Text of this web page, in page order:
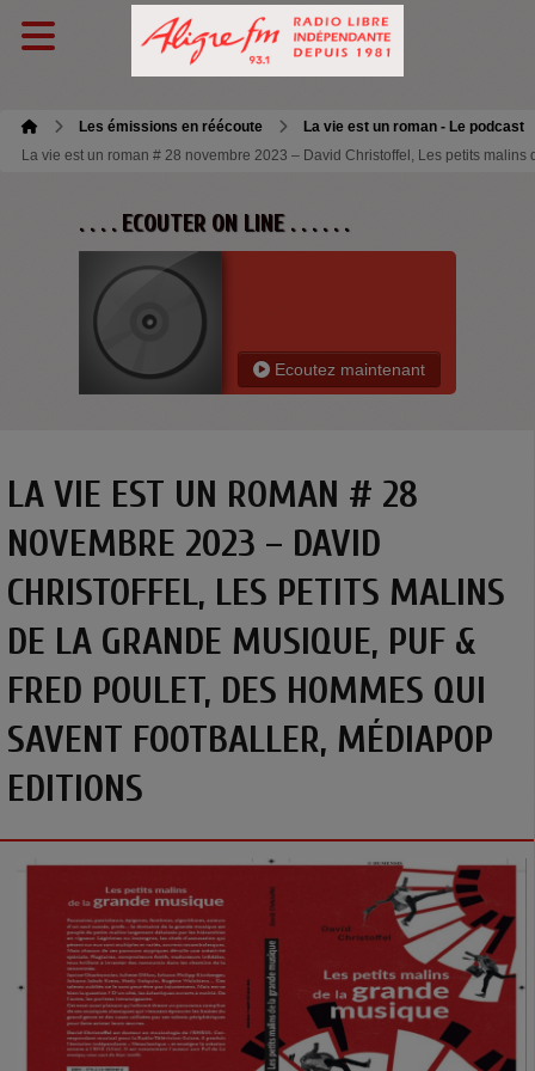
Les émissions en réécoute
La vie est un roman - Le podcast
La vie est un roman # 28 novembre 2023 – David Christoffel, Les petits
. . . . ECOUTER ON LINE . . . . . .
Ecoutez maintenant
LA VIE EST UN ROMAN # 28
NOVEMBRE 2023 – DAVID
CHRISTOFFEL, LES PETITS MALINS
DE LA GRANDE MUSIQUE, PUF &
FRED POULET, DES HOMMES QUI
SAVENT FOOTBALLER, MÉDIAPOP
EDITIONS